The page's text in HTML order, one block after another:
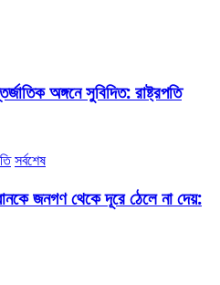
অঙ্গনে সুবিদিত: রাষ্ট্রপতি
সর্বশেষ
জনগণ থেকে দূরে ঠেলে না দেয়: